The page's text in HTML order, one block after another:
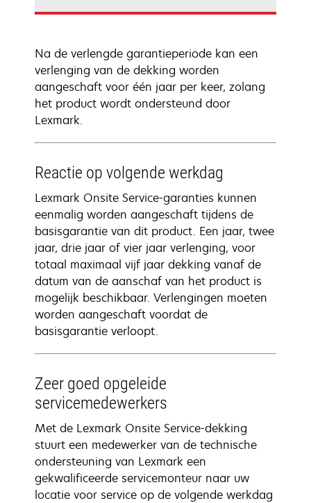
Na de verlengde garantieperiode kan een
verlenging van de dekking worden
aangeschaft voor één jaar per keer, zolang
het product wordt ondersteund door
Lexmark.
Reactie op volgende werkdag
Lexmark Onsite Service-garanties kunnen
eenmalig worden aangeschaft tijdens de
basisgarantie van dit product. Een jaar, twee
jaar, drie jaar of vier jaar verlenging, voor
totaal maximaal vijf jaar dekking vanaf de
datum van de aanschaf van het product is
mogelijk beschikbaar. Verlengingen moeten
worden aangeschaft voordat de
basisgarantie verloopt.
Zeer goed opgeleide
servicemedewerkers
Met de Lexmark Onsite Service-dekking
stuurt een medewerker van de technische
ondersteuning van Lexmark een
gekwalificeerde servicemonteur naar uw
locatie voor service op de volgende werkdag